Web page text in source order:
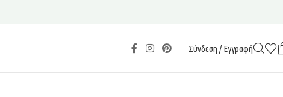
Σύνδεση / Εγγραφή